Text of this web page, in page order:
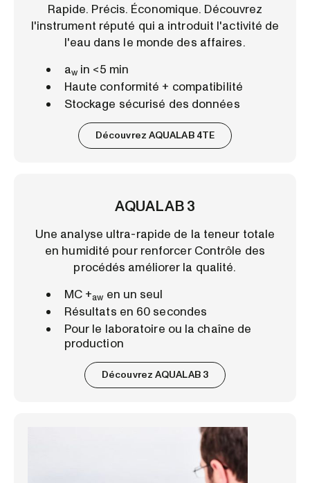
Rapide. Précis. Économique. Découvrez
l'instrument réputé qui a introduit l'activité de
l'eau dans le monde des affaires.
aw in <5 min
Haute conformité + compatibilité
Stockage sécurisé des données
Découvrez AQUALAB 4TE
AQUALAB 3
Une analyse ultra-rapide de la teneur totale
en humidité pour renforcer Contrôle des
procédés améliorer la qualité.
MC +aw en un seul
Résultats en 60 secondes
Pour le laboratoire ou la chaîne de
production
Découvrez AQUALAB 3